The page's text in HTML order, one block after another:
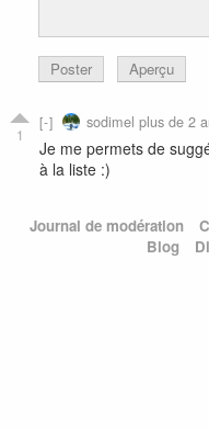
Poster Aperçu
1
sodimel plus de 2
Je me permets de
à la liste :)
Journal de modération
Blog